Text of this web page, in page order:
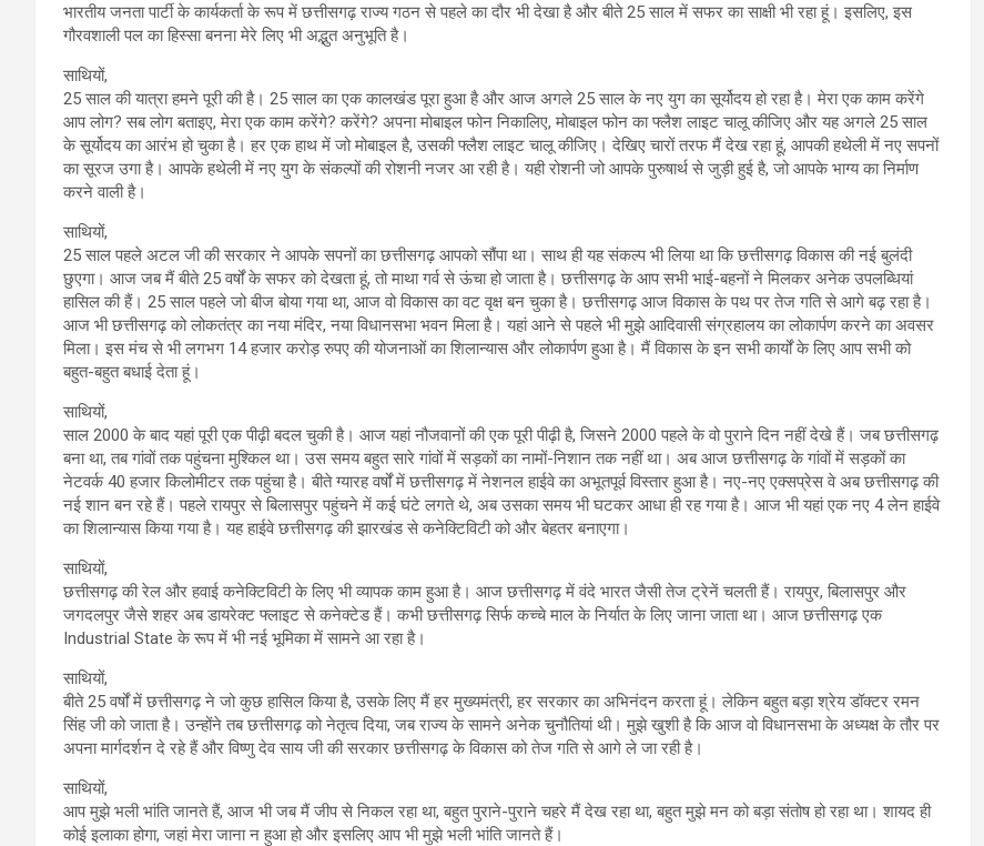
भारतीय जनता पार्टी के कार्यकर्ता के रूप में छत्तीसगढ़ राज्य गठन से पहले का दौर भी देखा है और बीते 25 साल में सफर का साक्षी भी रहा हूं। इसलिए, इस
गौरवशाली पल का हिस्सा बनना मेरे लिए भी अद्भुत अनुभूति है।
साथियों,
25 साल की यात्रा हमने पूरी की है। 25 साल का एक कालखंड पूरा हुआ है और आज अगले 25 साल के नए युग का सूर्योदय हो रहा है। मेरा एक काम करेंगे
आप लोग? सब लोग बताइए, मेरा एक काम करेंगे? करेंगे? अपना मोबाइल फोन निकालिए, मोबाइल फोन का फ्लैश लाइट चालू कीजिए और यह अगले 25 साल
के सूर्योदय का आरंभ हो चुका है। हर एक हाथ में जो मोबाइल है, उसकी फ्लैश लाइट चालू कीजिए। देखिए चारों तरफ मैं देख रहा हूं, आपकी हथेली में नए सपनों
का सूरज उगा है। आपके हथेली में नए युग के संकल्पों की रोशनी नजर आ रही है। यही रोशनी जो आपके पुरुषार्थ से जुड़ी हुई है, जो आपके भाग्य का निर्माण
करने वाली है।
साथियों,
25 साल पहले अटल जी की सरकार ने आपके सपनों का छत्तीसगढ़ आपको सौंपा था। साथ ही यह संकल्प भी लिया था कि छत्तीसगढ़ विकास की नई बुलंदी
छुएगा। आज जब मैं बीते 25 वर्षों के सफर को देखता हूं, तो माथा गर्व से ऊंचा हो जाता है। छत्तीसगढ़ के आप सभी भाई-बहनों ने मिलकर अनेक उपलब्धियां
हासिल की हैं। 25 साल पहले जो बीज बोया गया था, आज वो विकास का वट वृक्ष बन चुका है। छत्तीसगढ़ आज विकास के पथ पर तेज गति से आगे बढ़ रहा है।
आज भी छत्तीसगढ़ को लोकतंत्र का नया मंदिर, नया विधानसभा भवन मिला है। यहां आने से पहले भी मुझे आदिवासी संग्रहालय का लोकार्पण करने का अवसर
मिला। इस मंच से भी लगभग 14 हजार करोड़ रुपए की योजनाओं का शिलान्यास और लोकार्पण हुआ है। मैं विकास के इन सभी कार्यों के लिए आप सभी को
बहुत-बहुत बधाई देता हूं।
साथियों,
साल 2000 के बाद यहां पूरी एक पीढ़ी बदल चुकी है। आज यहां नौजवानों की एक पूरी पीढ़ी है, जिसने 2000 पहले के वो पुराने दिन नहीं देखे हैं। जब छत्तीसगढ़
बना था, तब गांवों तक पहुंचना मुश्किल था। उस समय बहुत सारे गांवों में सड़कों का नामों-निशान तक नहीं था। अब आज छत्तीसगढ़ के गांवों में सड़कों का
नेटवर्क 40 हजार किलोमीटर तक पहुंचा है। बीते ग्यारह वर्षों में छत्तीसगढ़ में नेशनल हाईवे का अभूतपूर्व विस्तार हुआ है। नए-नए एक्सप्रेस वे अब छत्तीसगढ़ की
नई शान बन रहे हैं। पहले रायपुर से बिलासपुर पहुंचने में कई घंटे लगते थे, अब उसका समय भी घटकर आधा ही रह गया है। आज भी यहां एक नए 4 लेन हाईवे
का शिलान्यास किया गया है। यह हाईवे छत्तीसगढ़ की झारखंड से कनेक्टिविटी को और बेहतर बनाएगा।
साथियों,
छत्तीसगढ़ की रेल और हवाई कनेक्टिविटी के लिए भी व्यापक काम हुआ है। आज छत्तीसगढ़ में वंदे भारत जैसी तेज ट्रेनें चलती हैं। रायपुर, बिलासपुर और
जगदलपुर जैसे शहर अब डायरेक्‍ट फ्लाइट से कनेक्टेड हैं। कभी छत्तीसगढ़ सिर्फ कच्चे माल के निर्यात के लिए जाना जाता था। आज छत्तीसगढ़ एक
Industrial State के रूप में भी नई भूमिका में सामने आ रहा है।
साथियों,
बीते 25 वर्षों में छत्तीसगढ़ ने जो कुछ हासिल किया है, उसके लिए मैं हर मुख्‍यमंत्री, हर सरकार का अभिनंदन करता हूं। लेकिन बहुत बड़ा श्रेय डॉक्टर रमन
सिंह जी को जाता है। उन्होंने तब छत्तीसगढ़ को नेतृत्व दिया, जब राज्‍य के सामने अनेक चुनौतियां थी। मुझे खुशी है कि आज वो विधानसभा के अध्यक्ष के तौर पर
अपना मार्गदर्शन दे रहे हैं और विष्‍णु देव साय जी की सरकार छत्तीसगढ़ के विकास को तेज गति से आगे ले जा रही है।
साथियों,
आप मुझे भली भांति जानते हैं, आज भी जब मैं जीप से निकल रहा था, बहुत पुराने-पुराने चहरे मैं देख रहा था, बहुत मुझे मन को बड़ा संतोष हो रहा था। शायद ही
कोई इलाका होगा, जहां मेरा जाना न हुआ हो और इसलिए आप भी मुझे भली भांति जानते हैं।